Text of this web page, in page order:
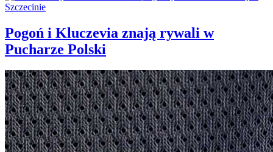
Pogoń i Kluczevia znają rywali w
Pucharze Polski